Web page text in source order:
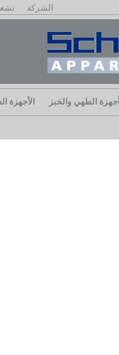
الشركة
أجهزة الطهي والخبز الأجهزة